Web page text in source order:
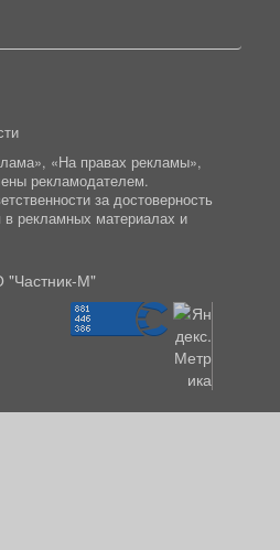
«На правах рекламы»,
рекламодателем.
за достоверность
рекламных материалах и
М"